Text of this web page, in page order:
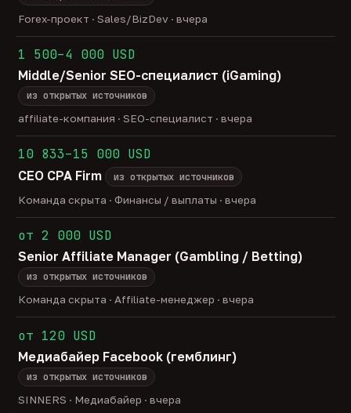
Forex-проект · Sales/BizDev · вчера
1 500–4 000 USD
Middle/Senior SEO-специалист (iGaming)
из открытых источников
affiliate-компания · SEO-специалист · вчера
10 833–15 000 USD
CEO CPA Firm
из открытых источников
Команда скрыта · Финансы / выплаты · вчера
от 2 000 USD
Senior Affiliate Manager (Gambling / Betting)
из открытых источников
Команда скрыта · Affiliate-менеджер · вчера
от 120 USD
Медиабайер Facebook (гемблинг)
из открытых источников
SINNERS · Медиабайер · вчера